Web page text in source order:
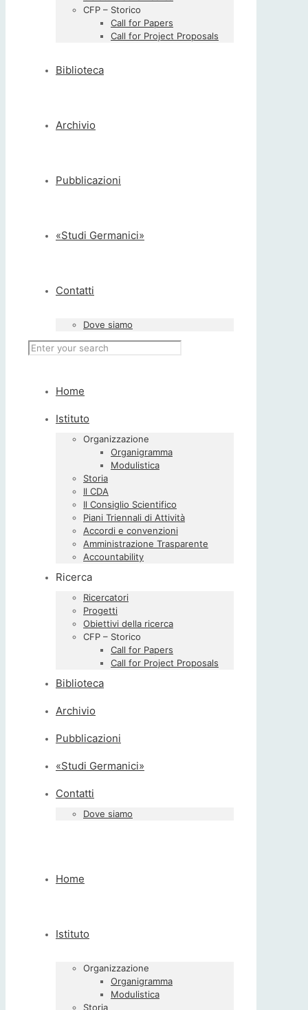
CFP – Storico
Call for Papers
Call for Project Proposals
Biblioteca
Archivio
Pubblicazioni
«Studi Germanici»
Contatti
Dove siamo
Home
Istituto
Organizzazione
Organigramma
Modulistica
Storia
Il CDA
Il Consiglio Scientifico
Piani Triennali di Attività
Accordi e convenzioni
Amministrazione Trasparente
Accountability
Ricerca
Ricercatori
Progetti
Obiettivi della ricerca
CFP – Storico
Call for Papers
Call for Project Proposals
Biblioteca
Archivio
Pubblicazioni
«Studi Germanici»
Contatti
Dove siamo
Home
Istituto
Organizzazione
Organigramma
Modulistica
Storia